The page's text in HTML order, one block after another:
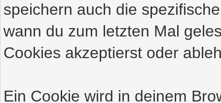
speichern auch die
wann du zum letzten Mal
Cookies akzeptierst oder
Ein Cookie wird in deinem